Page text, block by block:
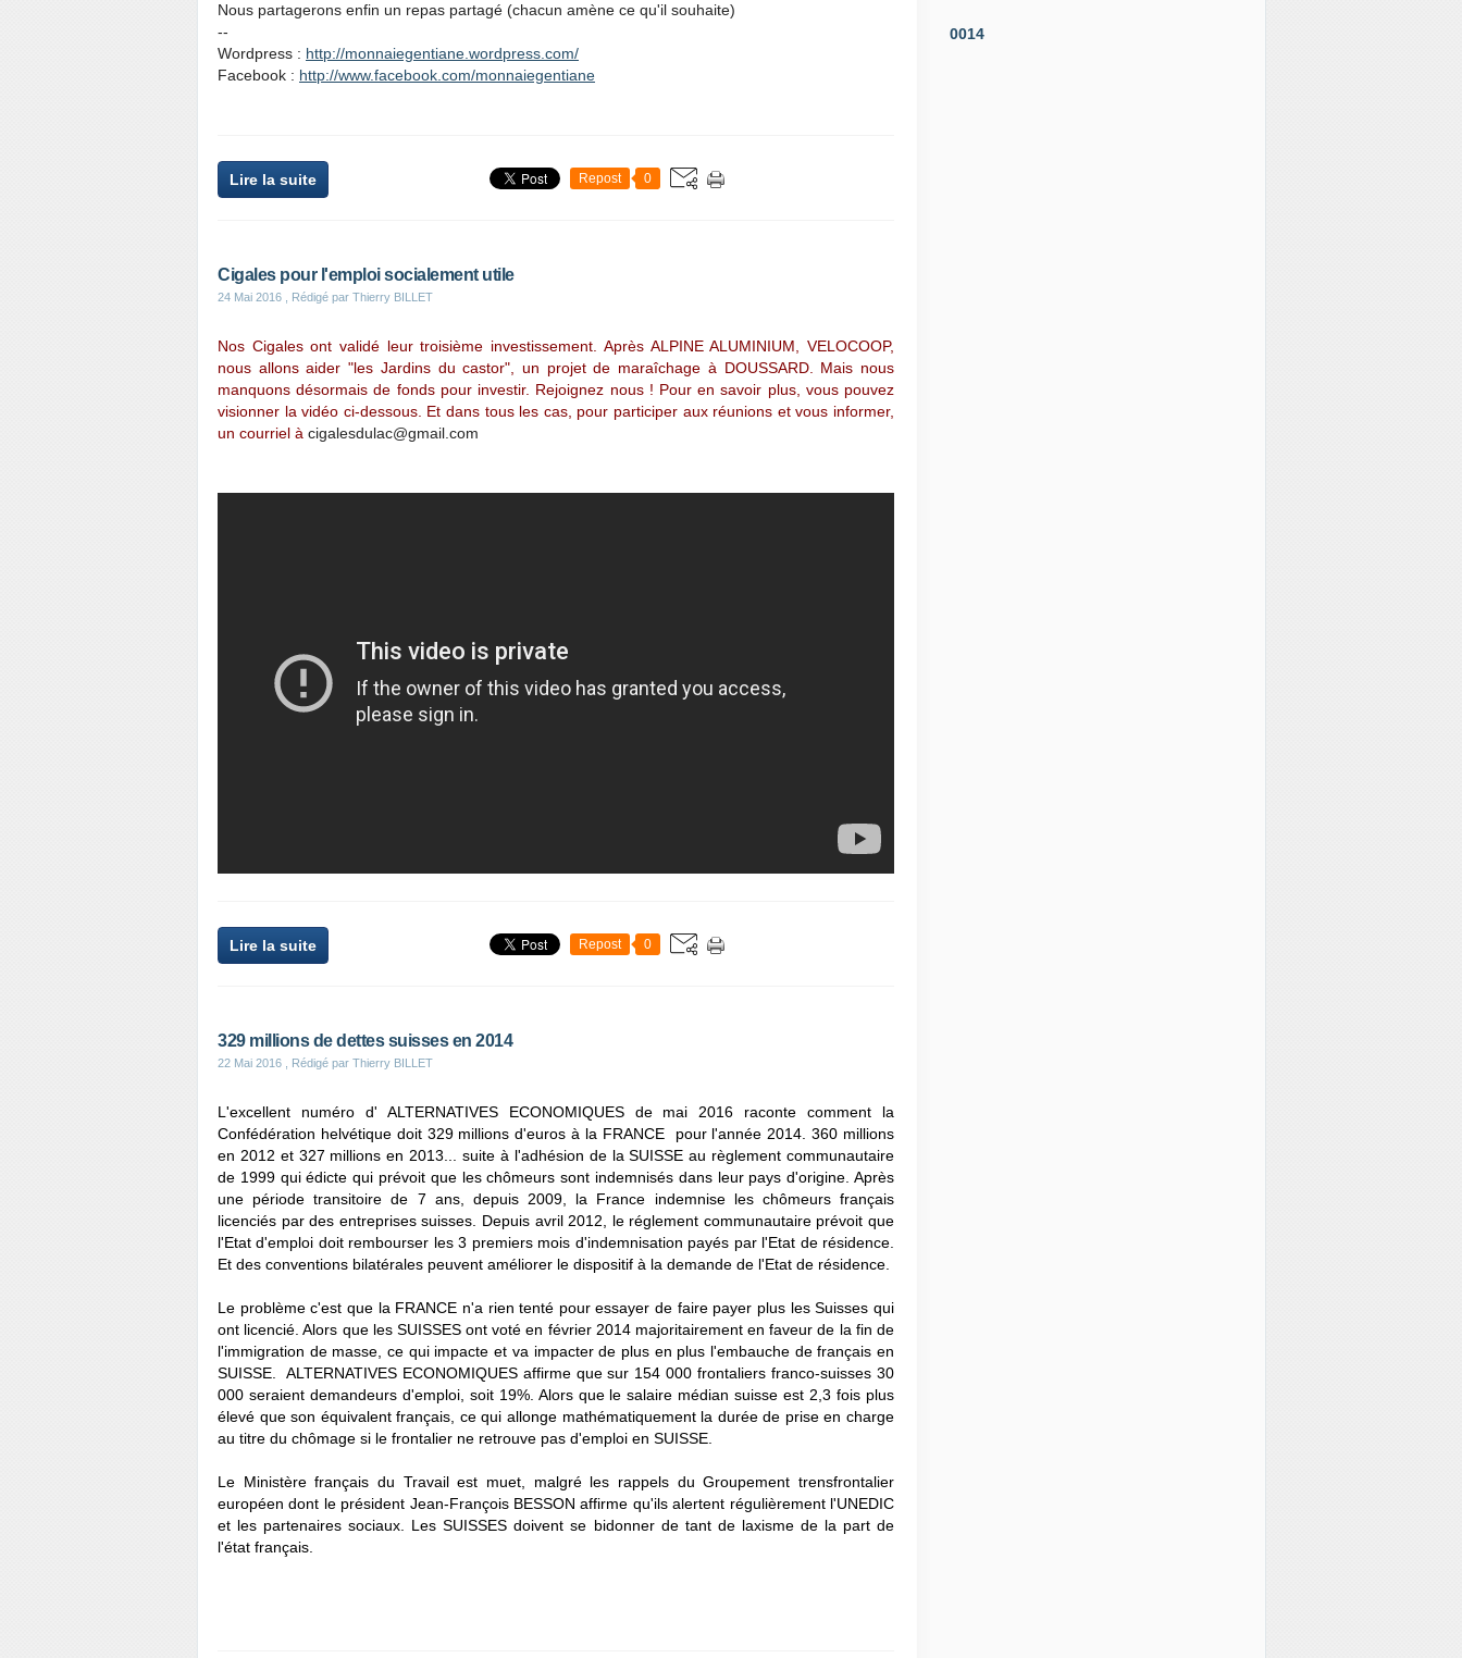
Nous partagerons enfin un repas partagé (chacun amène ce qu'il souhaite)
--
Wordpress : http://monnaiegentiane.wordpress.com/
Facebook : http://www.facebook.com/monnaiegentiane
Lire la suite Repost 0
Cigales pour l'emploi socialement utile
24 Mai 2016 , Rédigé par Thierry BILLET
Nos Cigales ont validé leur troisième investissement. Après ALPINE ALUMINIUM, VELOCOOP,
nous allons aider "les Jardins du castor", un projet de maraîchage à DOUSSARD. Mais nous
manquons désormais de fonds pour investir. Rejoignez nous ! Pour en savoir plus, vous pouvez
visionner la vidéo ci-dessous. Et dans tous les cas, pour participer aux réunions et vous informer,
un courriel à cigalesdulac@gmail.com
Lire la suite Repost 0
329 millions de dettes suisses en 2014
22 Mai 2016 , Rédigé par Thierry BILLET
L'excellent numéro d' ALTERNATIVES ECONOMIQUES de mai 2016 raconte comment la
Confédération helvétique doit 329 millions d'euros à la FRANCE pour l'année 2014. 360 millions
en 2012 et 327 millions en 2013... suite à l'adhésion de la SUISSE au règlement communautaire
de 1999 qui édicte qui prévoit que les chômeurs sont indemnisés dans leur pays d'origine. Après
une période transitoire de 7 ans, depuis 2009, la France indemnise les chômeurs français
licenciés par des entreprises suisses. Depuis avril 2012, le réglement communautaire prévoit que
l'Etat d'emploi doit rembourser les 3 premiers mois d'indemnisation payés par l'Etat de résidence.
Et des conventions bilatérales peuvent améliorer le dispositif à la demande de l'Etat de résidence.
Le problème c'est que la FRANCE n'a rien tenté pour essayer de faire payer plus les Suisses qui
ont licencié. Alors que les SUISSES ont voté en février 2014 majoritairement en faveur de la fin de
l'immigration de masse, ce qui impacte et va impacter de plus en plus l'embauche de français en
SUISSE. ALTERNATIVES ECONOMIQUES affirme que sur 154 000 frontaliers franco-suisses 30
000 seraient demandeurs d'emploi, soit 19%. Alors que le salaire médian suisse est 2,3 fois plus
élevé que son équivalent français, ce qui allonge mathématiquement la durée de prise en charge
au titre du chômage si le frontalier ne retrouve pas d'emploi en SUISSE.
Le Ministère français du Travail est muet, malgré les rappels du Groupement trensfrontalier
européen dont le président Jean-François BESSON affirme qu'ils alertent régulièrement l'UNEDIC
et les partenaires sociaux. Les SUISSES doivent se bidonner de tant de laxisme de la part de
l'état français.
0014